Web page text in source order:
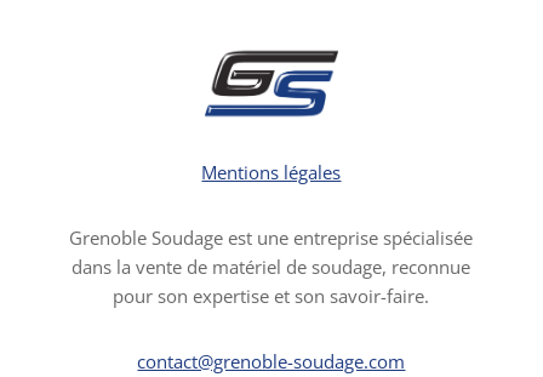
Mentions légales
Grenoble Soudage est une entreprise spécialisée
dans la vente de matériel de soudage, reconnue
pour son expertise et son savoir-faire.
contact@grenoble-soudage.com